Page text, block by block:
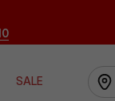
SALE